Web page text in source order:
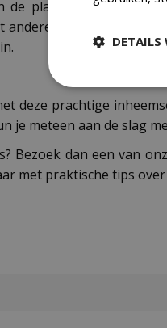
de plant zich flink
halfschaduw
deze prachtige
je meteen aan de slag
Bezoek dan een van
met praktische tips
DETAILS